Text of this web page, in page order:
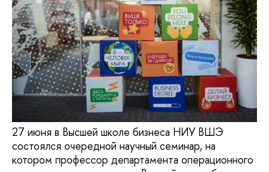
27 июня в Высшей школе бизнеса НИУ ВШЭ
состоялся очередной научный семинар, на
котором профессор департамента операционного